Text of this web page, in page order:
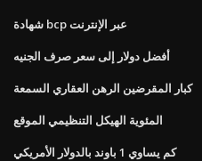
شهادة bcp عبر الإنترنت
أفضل دولار إلى سعر صرف الجنيه
كبار المقرضين الرهن العقاري السمعة
المئوية الهيكل التنظيمي الموقع
كم يساوي 1 باوند بالدولار الأمريكي